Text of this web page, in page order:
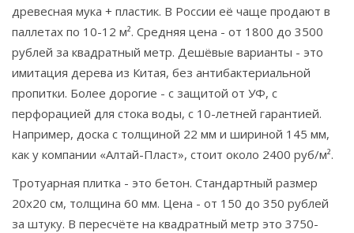
древесная мука + пластик. В России её чаще продают в
паллетах по 10-12 м². Средняя цена - от 1800 до 3500
рублей за квадратный метр. Дешёвые варианты - это
имитация дерева из Китая, без антибактериальной
пропитки. Более дорогие - с защитой от УФ, с
перфорацией для стока воды, с 10-летней гарантией.
Например, доска с толщиной 22 мм и шириной 145 мм,
как у компании «Алтай-Пласт», стоит около 2400 руб/м².
Тротуарная плитка - это бетон. Стандартный размер
20х20 см, толщина 60 мм. Цена - от 150 до 350 рублей
за штуку. В пересчёте на квадратный метр это 3750-